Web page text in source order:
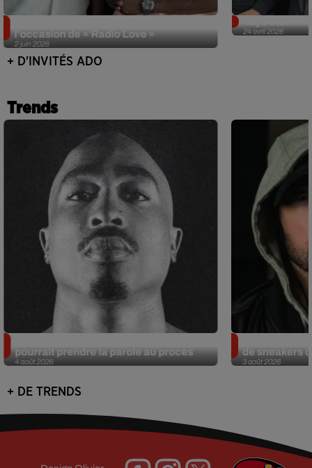
2 juin 2026
l'occasion de « Radio Love »
24 avril 2026
+ D'INVITÉS ADO
Trends
4 août 2026
pourrait prendre la parole au procès
3 août 2026
de sneakers
+ DE TRENDS